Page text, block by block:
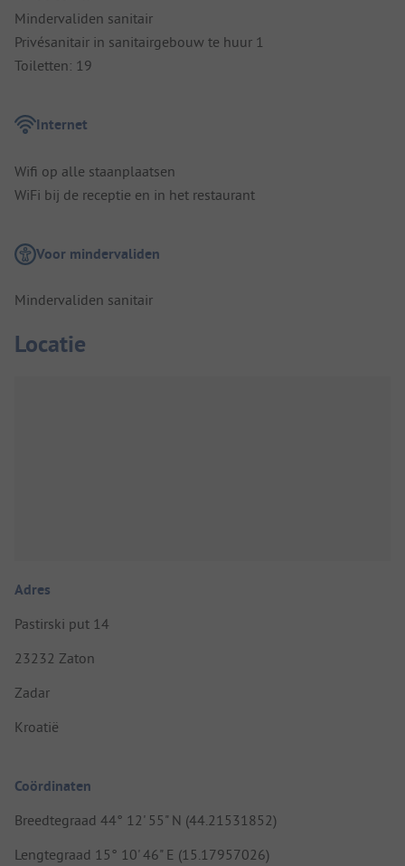
Mindervaliden sanitair
Privésanitair in sanitairgebouw te huur 1
Toiletten: 19
Internet
Wifi op alle staanplaatsen
WiFi bij de receptie en in het restaurant
Voor mindervaliden
Mindervaliden sanitair
Locatie
Adres
Pastirski put 14
23232 Zaton
Zadar
Kroatië
Coördinaten
Breedtegraad 44° 12' 55" N (44.21531852)
Lengtegraad 15° 10' 46" E (15.17957026)